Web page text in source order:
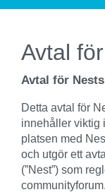
Avtal
Avtal för
Detta avtal för
innehåller viktig
platsen med
och utgör ett
(”Nest”) som
communityforum.